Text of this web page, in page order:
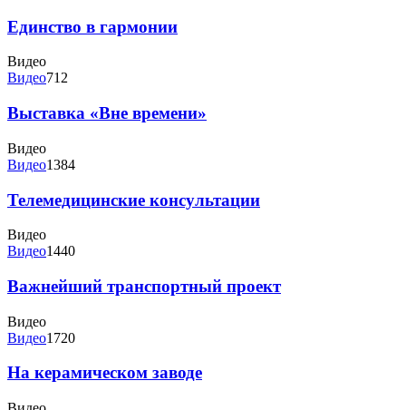
Единство в гармонии
Видео
Видео712
Выставка «Вне времени»
Видео
Видео1384
Телемедицинские консультации
Видео
Видео1440
Важнейший транспортный проект
Видео
Видео1720
На керамическом заводе